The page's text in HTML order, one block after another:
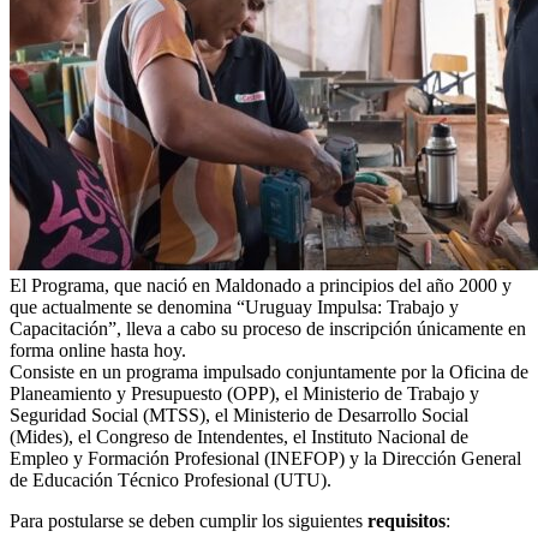
El Programa, que nació en Maldonado a principios del año 2000 y
que actualmente se denomina “Uruguay Impulsa: Trabajo y
Capacitación”, lleva a cabo su proceso de inscripción únicamente en
forma online hasta hoy.
Consiste en un programa impulsado conjuntamente por la Oficina de
Planeamiento y Presupuesto (OPP), el Ministerio de Trabajo y
Seguridad Social (MTSS), el Ministerio de Desarrollo Social
(Mides), el Congreso de Intendentes, el Instituto Nacional de
Empleo y Formación Profesional (INEFOP) y la Dirección General
de Educación Técnico Profesional (UTU).
Para postularse se deben cumplir los siguientes requisitos: